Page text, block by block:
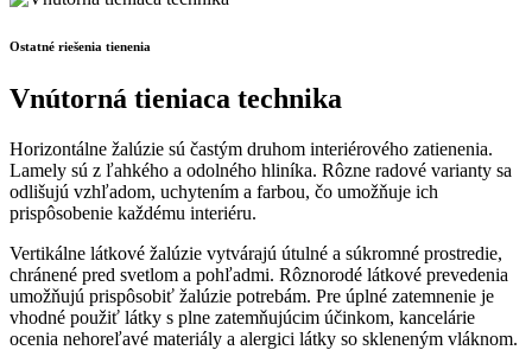
Ostatné riešenia tienenia
Vnútorná tieniaca technika
Horizontálne žalúzie sú častým druhom interiérového zatienenia.
Lamely sú z ľahkého a odolného hliníka. Rôzne radové varianty sa
odlišujú vzhľadom, uchytením a farbou, čo umožňuje ich
prispôsobenie každému interiéru.
Vertikálne látkové žalúzie vytvárajú útulné a súkromné prostredie,
chránené pred svetlom a pohľadmi. Rôznorodé látkové prevedenia
umožňujú prispôsobiť žalúzie potrebám. Pre úplné zatemnenie je
vhodné použiť látky s plne zatemňujúcim účinkom, kancelárie
ocenia nehoreľavé materiály a alergici látky so skleneným vláknom.